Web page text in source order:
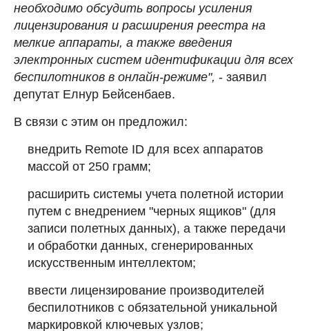
необходимо обсудить вопросы усиления
лицензирования и расширения реестра на
мелкие аппараты, а также введения
электронных систем идентификации для всех
беспилотников в онлайн-режиме", - заявил
депутат Елнур Бейсенбаев.
В связи с этим он предложил:
внедрить Remote ID для всех аппаратов
массой от 250 грамм;
расширить системы учета полетной истории
путем с внедрением "черных ящиков" (для
записи полетных данных), а также передачи
и обработки данных, сгенерированных
искусственным интеллектом;
ввести лицензирование производителей
беспилотников с обязательной уникальной
маркировкой ключевых узлов;